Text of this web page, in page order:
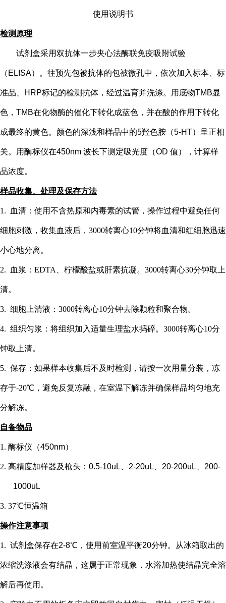
使用说明书
检测原理
试剂盒采用双抗体一步夹心法酶联免疫吸附试验
（ ELISA）。往预先包被抗体的包被微孔中，依次加入标本、标
准品、HRP标记的检测抗体，经过温育并洗涤。用底物TMB显
色，TMB在化物酶的催化下转化成蓝色，并在酸的作用下转化
成最终的黄色。颜色的深浅和样品中的5羟色胺（5-HT） 呈正相
关。用酶标仪在450nm 波长下测定吸光度（OD 值），计算样
品浓度。
样品收集、处理及保存方法
1. 血清：使用不含热原和内毒素的试管，操作过程中避免任何
细胞刺激，收集血液后，3000转离心10分钟将血清和红细胞迅速
小心地分离。
2. 血浆：EDTA、柠檬酸盐或肝素抗凝。3000转离心30分钟取上
清。
3. 细胞上清液：3000转离心10分钟去除颗粒和聚合物。
4. 组织匀浆：将组织加入适量生理盐水捣碎。3000转离心10分
钟取上清。
5. 保存：如果样本收集后不及时检测，请按一次用量分装，冻
存于-20℃，避免反复冻融，在室温下解冻并确保样品均匀地充
分解冻。
自备物品
1. 酶标仪（450nm）
2. 高精度加样器及枪头： 0.5-10uL、2-20uL、20-200uL、200-
1000uL
3. 37℃恒温箱
操作注意事项
1. 试剂盒保存在2-8℃，使用前室温平衡20分钟。从冰箱取出的
浓缩洗涤液会有结晶，这属于正常现象，水浴加热使结晶完全溶
解后再使用。